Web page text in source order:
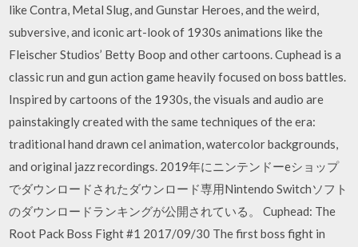
like Contra, Metal Slug, and Gunstar Heroes, and the weird,
subversive, and iconic art-look of 1930s animations like the
Fleischer Studios’ Betty Boop and other cartoons. Cuphead is a
classic run and gun action game heavily focused on boss battles.
Inspired by cartoons of the 1930s, the visuals and audio are
painstakingly created with the same techniques of the era:
traditional hand drawn cel animation, watercolor backgrounds,
and original jazz recordings. 2019年にニンテンドーeショップ
でダウンロードされたダウンロード専用Nintendo Switchソフト
のダウンロードランキングが公開されている。 Cuphead: The
Root Pack Boss Fight #1 2017/09/30 The first boss fight in